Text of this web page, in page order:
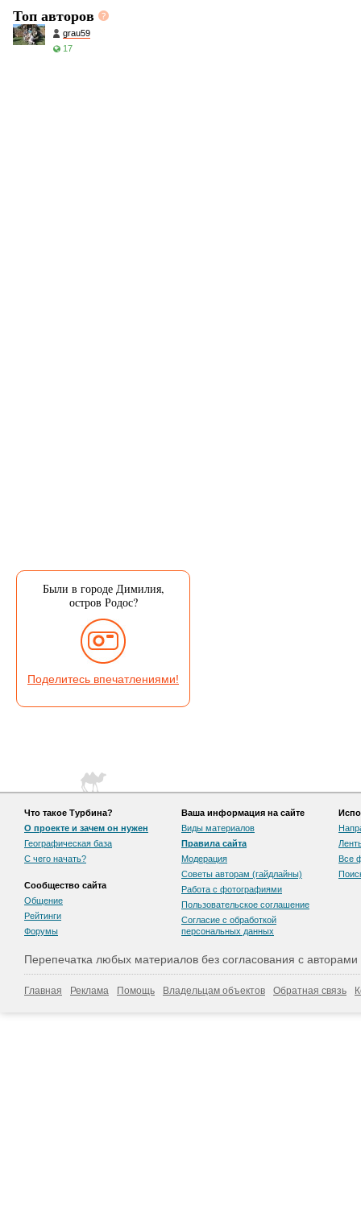
Топ авторов
grau59
17
Были в городе Димилия,
остров Родос?
Поделитесь впечатлениями!
Что такое Турбина?
О проекте и зачем он нужен
Географическая база
С чего начать?
Сообщество сайта
Общение
Рейтинги
Форумы
Ваша информация на сайте
Виды материалов
Правила сайта
Модерация
Советы авторам (гайдлайны)
Работа с фотографиями
Пользовательскоe соглашение
Согласие с обработкой
персональных данных
Все
Перепечатка любых материалов без согласования с
Главная Реклама Помощь Владельцам объектов Обратная связь